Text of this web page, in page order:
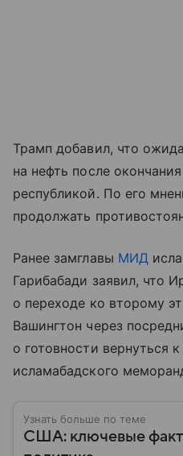
Трамп добавил, что
на нефть после
республикой. По его
продолжать
Ранее замглавы МИД
Гарибабади заявил, что
о переходе ко второму
Вашингтон через
о готовности вернуться
исламабадского
Узнать больше по теме
США: ключевые